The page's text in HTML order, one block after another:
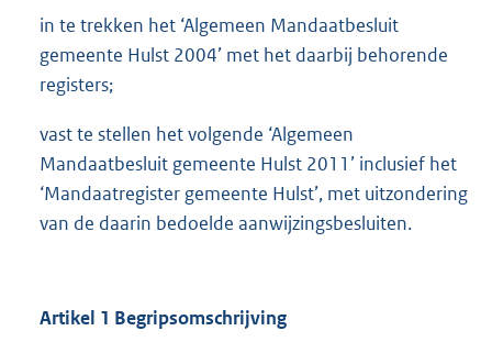
in te trekken het ‘Algemeen Mandaatbesluit
gemeente Hulst 2004’ met het daarbij behorende
registers;
vast te stellen het volgende ‘Algemeen
Mandaatbesluit gemeente Hulst 2011’ inclusief het
‘Mandaatregister gemeente Hulst’, met uitzondering
van de daarin bedoelde aanwijzingsbesluiten.
Artikel 1 Begripsomschrijving